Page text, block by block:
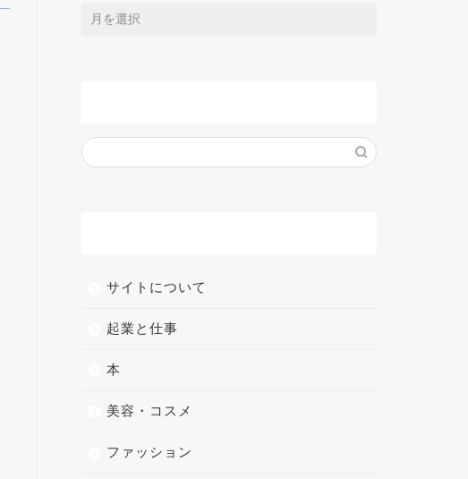
サイトについて
起業と仕事
本
美容・コスメ
ファッション